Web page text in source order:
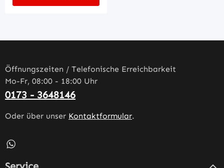
Öffnungszeiten / Telefonische Erreichbarkeit
Mo-Fr, 08:00 - 18:00 Uhr
0173 - 3648146
Oder über unser Kontaktformular.
Schreib uns auf WhatsApp – öffnet in neuem Tab